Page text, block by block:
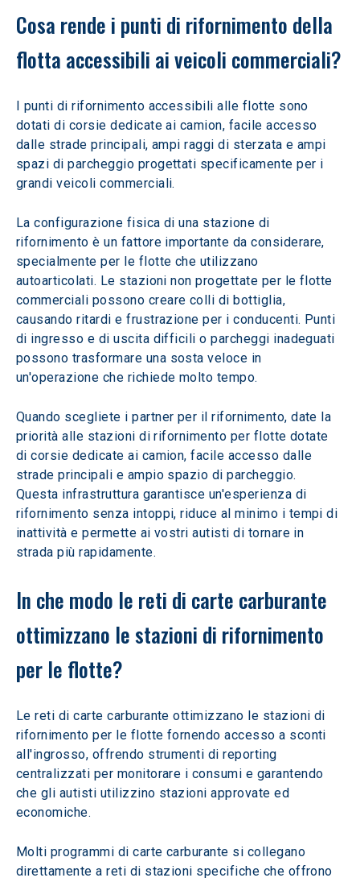
Cosa rende i punti di rifornimento della
flotta accessibili ai veicoli commerciali?
I punti di rifornimento accessibili alle flotte sono
dotati di corsie dedicate ai camion, facile accesso
dalle strade principali, ampi raggi di sterzata e ampi
spazi di parcheggio progettati specificamente per i
grandi veicoli commerciali.
La configurazione fisica di una stazione di
rifornimento è un fattore importante da considerare,
specialmente per le flotte che utilizzano
autoarticolati. Le stazioni non progettate per le flotte
commerciali possono creare colli di bottiglia,
causando ritardi e frustrazione per i conducenti. Punti
di ingresso e di uscita difficili o parcheggi inadeguati
possono trasformare una sosta veloce in
un'operazione che richiede molto tempo.
Quando scegliete i partner per il rifornimento, date la
priorità alle stazioni di rifornimento per flotte dotate
di corsie dedicate ai camion, facile accesso dalle
strade principali e ampio spazio di parcheggio.
Questa infrastruttura garantisce un'esperienza di
rifornimento senza intoppi, riduce al minimo i tempi di
inattività e permette ai vostri autisti di tornare in
strada più rapidamente.
In che modo le reti di carte carburante
ottimizzano le stazioni di rifornimento
per le flotte?
Le reti di carte carburante ottimizzano le stazioni di
rifornimento per le flotte fornendo accesso a sconti
all'ingrosso, offrendo strumenti di reporting
centralizzati per monitorare i consumi e garantendo
che gli autisti utilizzino stazioni approvate ed
economiche.
Molti programmi di carte carburante si collegano
direttamente a reti di stazioni specifiche che offrono